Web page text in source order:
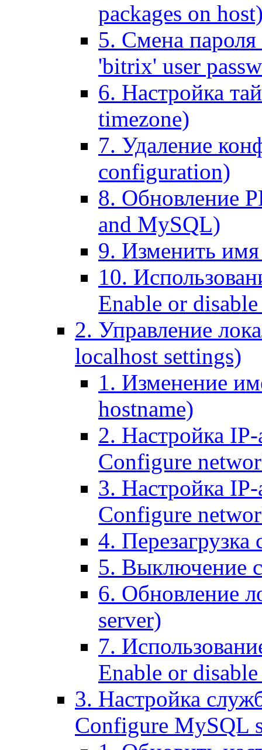
packages on
5. Смена пароля
'bitrix' user
6. Настройка
timezone)
7. Удаление
configuration)
8. Обновление
and MySQL)
9. Изменить имя
10.
Enable or
2. Управление
localhost settings)
1. Изменение
hostname)
2. Настройка IP-
Configure
3. Настройка
Configure
4. Перезагрузка
5. Выключение
6. Обновление
server)
7.
Enable or
3. Настройка
Configure MySQL